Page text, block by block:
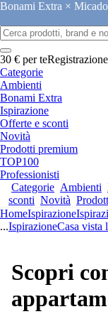
Bonami Extra ×
30 € per teRegistrazione
Categorie
Ambienti
Bonami Extra
Ispirazione
Offerte e sconti
Novità
Prodotti premium
TOP100
Professionisti
Categorie Ambienti
sconti Novità
HomeIspirazione
...IspirazioneCasa vista
Scopri